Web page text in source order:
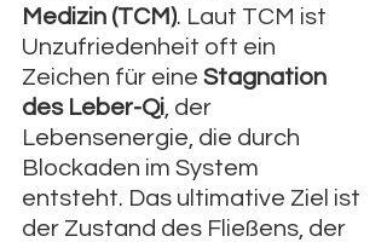
Medizin (TCM). Laut TCM ist
Unzufriedenheit oft ein
Zeichen für eine Stagnation
des Leber-Qi, der
Lebensenergie, die durch
Blockaden im System
entsteht. Das ultimative Ziel ist
der Zustand des Fließens, der